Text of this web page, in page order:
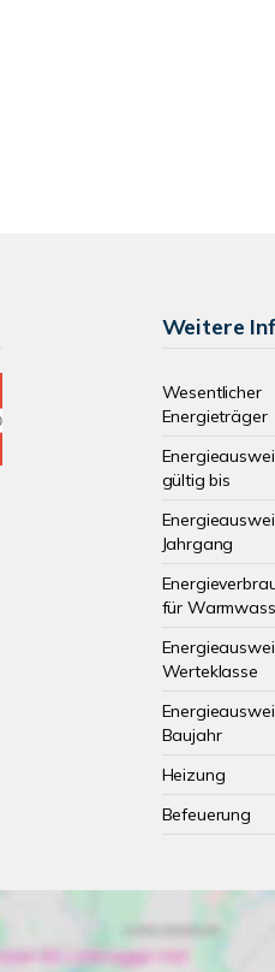
Weitere
Wesentlicher
Energieträger
gültig bis
Jahrgang
für
Werteklasse
Baujahr
Heizung
Befeuerung